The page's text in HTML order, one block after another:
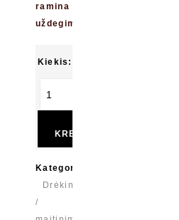
ramina
uždegimus
Kiekis:
KREPŠELĮ
Kategorijos:
Drėkinimas
/